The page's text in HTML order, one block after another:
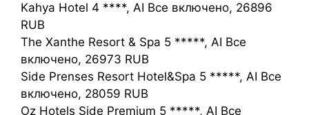
Kahya Hotel 4 ****, AI Все включено, 26896
RUB
The Xanthe Resort & Spa 5 *****, AI Все
включено, 26973 RUB
Side Prenses Resort Hotel&Spa 5 *****, AI Все
включено, 28059 RUB
Oz Hotels Side Premium 5 *****, AI Все